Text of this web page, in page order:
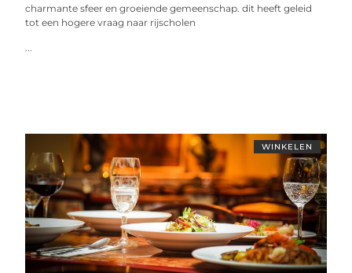
charmante sfeer en groeiende gemeenschap. dit heeft geleid
tot een hogere vraag naar rijscholen
...
WINKELEN